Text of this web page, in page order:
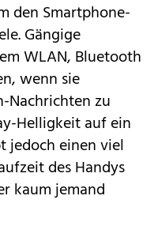
den Smartphone-
Gängige
WLAN, Bluetooth
wenn sie
Nachrichten zu
Helligkeit auf ein
jedoch einen viel
des Handys
kaum jemand